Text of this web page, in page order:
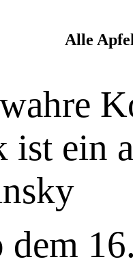
Alle
ist ein